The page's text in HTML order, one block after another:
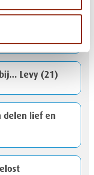
Levy (21)
delen lief en